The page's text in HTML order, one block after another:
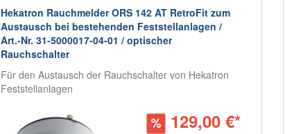
Hekatron Rauchmelder ORS 142 AT RetroFit zum
Austausch bei bestehenden Feststellanlagen /
Art.-Nr. 31-5000017-04-01 / optischer
Rauchschalter
Für den Austausch der Rauchschalter von Hekatron
Feststellanlagen
129,00 €*